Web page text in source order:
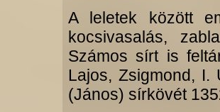
A leletek között
kocsivasalás,
Számos sírt is
Lajos, Zsigmond, I.
(János) sírkövét